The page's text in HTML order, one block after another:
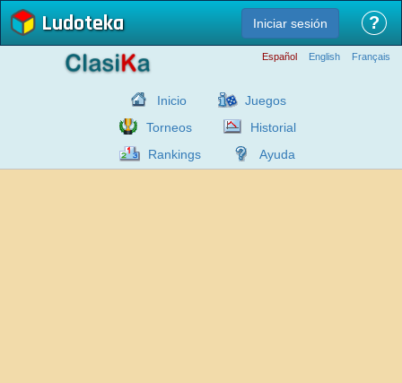
Ludoteka Iniciar sesión ?
Español English Français
Inicio
Juegos
Torneos
Historial
Rankings
Ayuda